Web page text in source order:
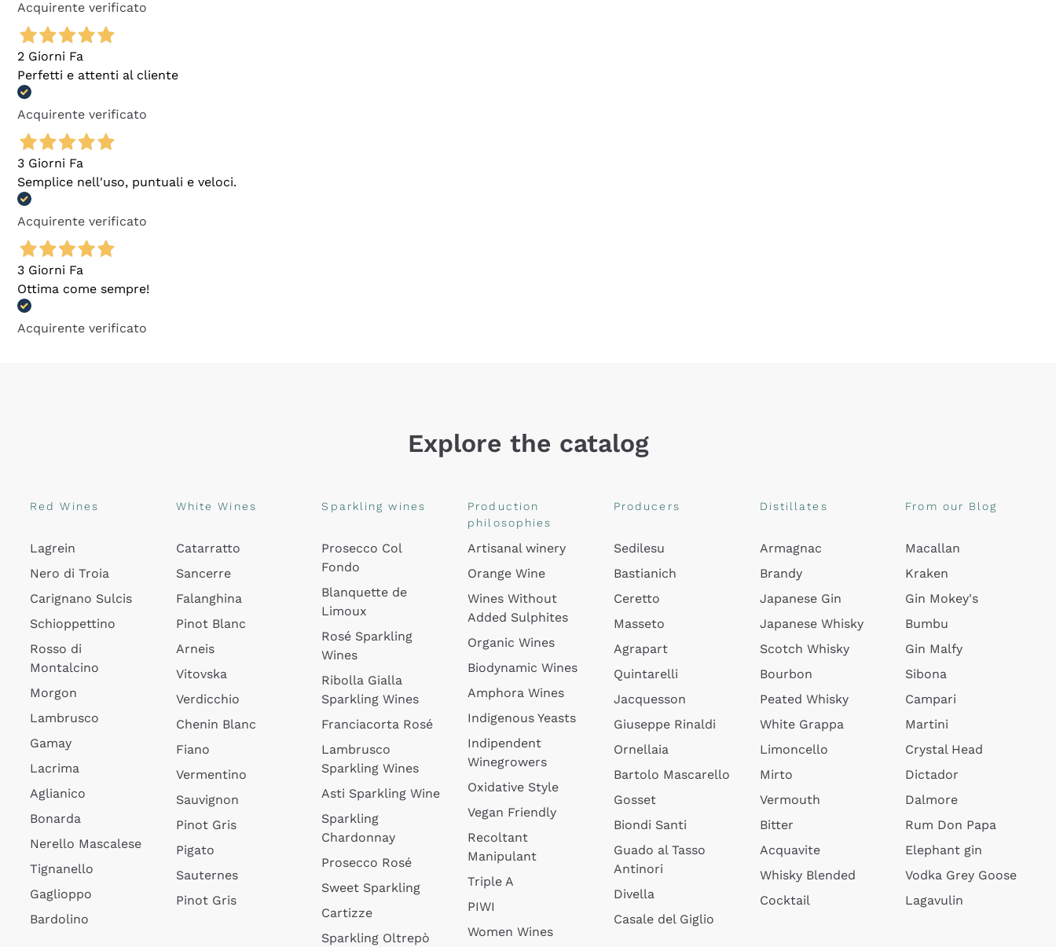
Acquirente verificato
2 Giorni Fa
Perfetti e attenti al cliente
Acquirente verificato
3 Giorni Fa
Semplice nell'uso, puntuali e veloci.
Acquirente verificato
3 Giorni Fa
Ottima come sempre!
Acquirente verificato
Explore the catalog
Red Wines
Lagrein
Nero di Troia
Carignano Sulcis
Schioppettino
Rosso di
Montalcino
Morgon
Lambrusco
Gamay
Lacrima
Aglianico
Bonarda
Nerello Mascalese
Tignanello
Gaglioppo
Bardolino
White Wines
Catarratto
Sancerre
Falanghina
Pinot Blanc
Arneis
Vitovska
Verdicchio
Chenin Blanc
Fiano
Vermentino
Sauvignon
Pinot Gris
Pigato
Sauternes
Pinot Gris
Sparkling wines
Prosecco Col
Fondo
Blanquette de
Limoux
Rosé Sparkling
Wines
Ribolla Gialla
Sparkling Wines
Franciacorta Rosé
Lambrusco
Sparkling Wines
Asti Sparkling Wine
Sparkling
Chardonnay
Prosecco Rosé
Sweet Sparkling
Cartizze
Sparkling Oltrepò
Production
philosophies
Artisanal winery
Orange Wine
Wines Without
Added Sulphites
Organic Wines
Biodynamic Wines
Amphora Wines
Indigenous Yeasts
Indipendent
Winegrowers
Oxidative Style
Vegan Friendly
Recoltant
Manipulant
Triple A
PIWI
Women Wines
Producers
Sedilesu
Bastianich
Ceretto
Masseto
Agrapart
Quintarelli
Jacquesson
Giuseppe Rinaldi
Ornellaia
Bartolo Mascarello
Gosset
Biondi Santi
Guado al Tasso
Antinori
Divella
Casale del Giglio
Distillates
Armagnac
Brandy
Japanese Gin
Japanese Whisky
Scotch Whisky
Bourbon
Peated Whisky
White Grappa
Limoncello
Mirto
Vermouth
Bitter
Acquavite
Whisky Blended
Cocktail
From our Blog
Macallan
Kraken
Gin Mokey's
Bumbu
Gin Malfy
Sibona
Campari
Martini
Crystal Head
Dictador
Dalmore
Rum Don Papa
Elephant gin
Vodka Grey Goose
Lagavulin